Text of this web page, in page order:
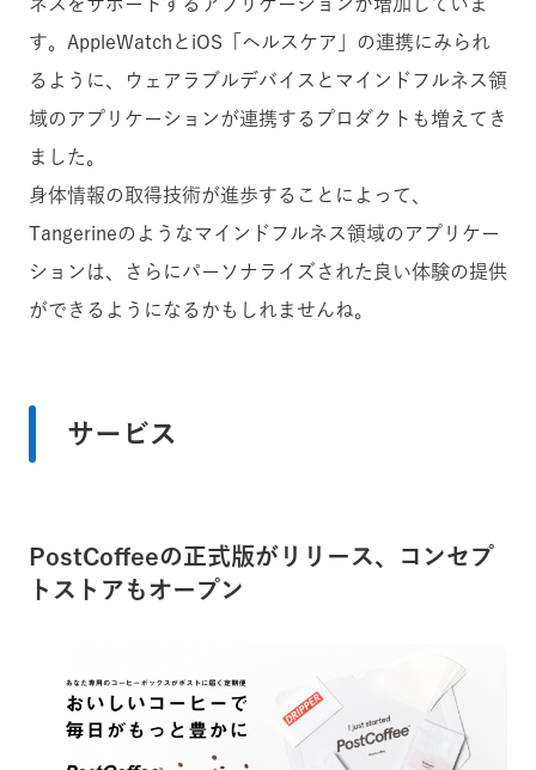
す。AppleWatchとiOS「ヘルスケア」の連携にみられ
るように、ウェアラブルデバイスとマインドフルネス領
域のアプリケーションが連携するプロダクトも増えてき
ました。
身体情報の取得技術が進歩することによって、
Tangerineのようなマインドフルネス領域のアプリケー
ションは、さらにパーソナライズされた良い体験の提供
ができるようになるかもしれませんね。
サービス
PostCoffeeの正式版がリリース、コンセプ
トストアもオープン